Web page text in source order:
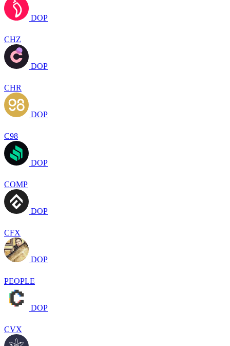
DOP
CHZ
DOP
CHR
DOP
C98
DOP
COMP
DOP
CFX
DOP
PEOPLE
DOP
CVX